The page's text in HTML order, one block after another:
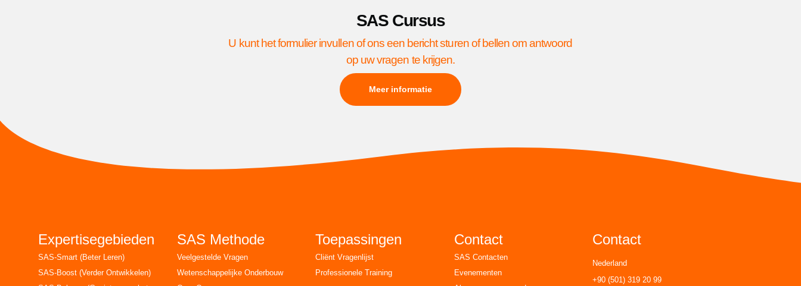
SAS Cursus
U kunt het formulier invullen of ons een bericht sturen of bellen om antwoord
op uw vragen te krijgen.
Meer informatie
Expertisegebieden
SAS-Smart (Beter Leren)
SAS-Boost (Verder Ontwikkelen)
SAS Methode
Veelgestelde Vragen
Wetenschappelijke Onderbouw
Toepassingen
Cliënt Vragenlijst
Professionele Training
Contact
SAS Contacten
Evenementen
Contact
Nederland
+90 (501) 319 20 99